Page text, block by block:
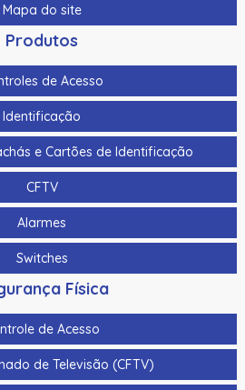
Mapa do site
Produtos
de Acesso
Identificação
e Cartões de Identificação
CFTV
Alarmes
Switches
Física
de Acesso
de Televisão (CFTV)